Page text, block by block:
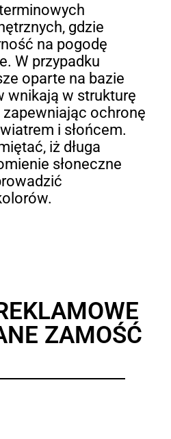
gdzie
na pogodę
W przypadku
oparte na bazie
wnikają w strukturę
zapewniając ochronę
i słońcem.
iż długa
słoneczne
ZAMOŚĆ